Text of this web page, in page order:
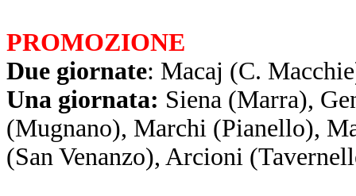
PROMOZIONE
Due giornate: Macaj (C.
Una giornata: Siena (Marra),
(Mugnano), Marchi (Pianello),
(San Venanzo), Arcioni